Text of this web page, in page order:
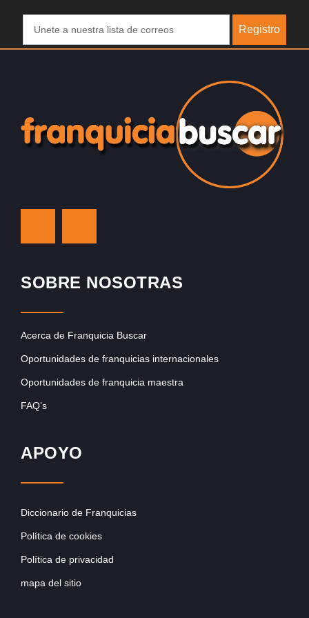
Registro
SOBRE NOSOTRAS
Acerca de Franquicia Buscar
Oportunidades de franquicias internacionales
Oportunidades de franquicia maestra
FAQ’s
APOYO
Diccionario de Franquicias
Política de cookies
Política de privacidad
mapa del sitio